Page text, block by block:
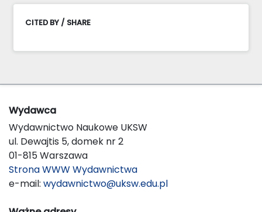
CITED BY / SHARE
Wydawca
Wydawnictwo Naukowe UKSW
ul. Dewajtis 5, domek nr 2
01-815 Warszawa
Strona WWW Wydawnictwa
e-mail: wydawnictwo@uksw.edu.pl